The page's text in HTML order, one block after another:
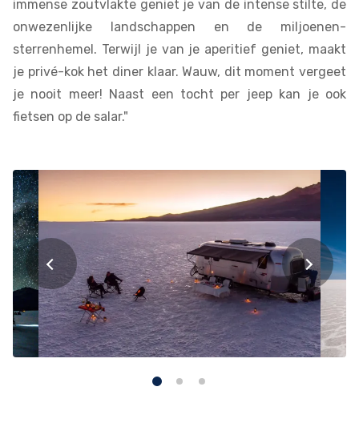
immense zoutvlakte geniet je van de intense stilte, de
onwezenlijke landschappen en de miljoenen-
sterrenhemel. Terwijl je van je aperitief geniet, maakt
je privé-kok het diner klaar. Wauw, dit moment vergeet
je nooit meer! Naast een tocht per jeep kan je ook
fietsen op de salar."